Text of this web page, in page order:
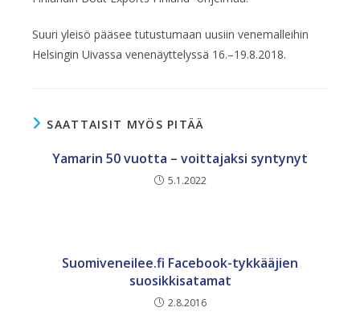
Suuri yleisö pääsee tutustumaan uusiin venemalleihin
Helsingin Uivassa venenäyttelyssä 16.–19.8.2018.
SAATTAISIT MYÖS PITÄÄ
Yamarin 50 vuotta – voittajaksi syntynyt
5.1.2022
Suomiveneilee.fi Facebook-tykkääjien
suosikkisatamat
2.8.2016